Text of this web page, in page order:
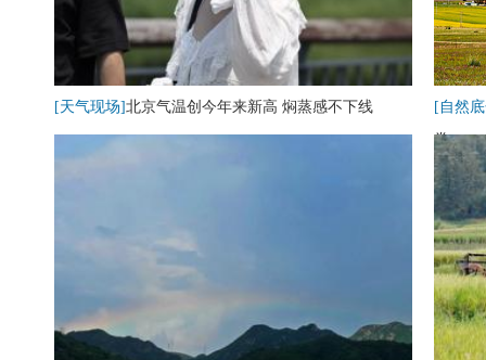
[天气现场]北京气温创今年来新高 焖蒸感不下线
[自然
卷